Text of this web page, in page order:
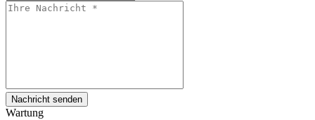
Nachricht senden
Wartung